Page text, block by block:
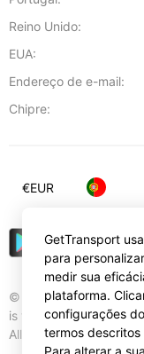
Reino Unido:
EUA:
Endereço de e-mail:
Chipre:
© Gettransport
is trademark of
All rights reserved.
€EUR
GetTransport
para
medir sua
plataforma.
configurações
termos descritos
Para alterar a